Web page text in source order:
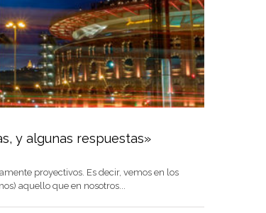
y algunas respuestas»
proyectivos. Es decir, vemos en los
aquello que en nosotros...